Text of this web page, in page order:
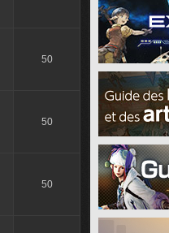
50
50
50